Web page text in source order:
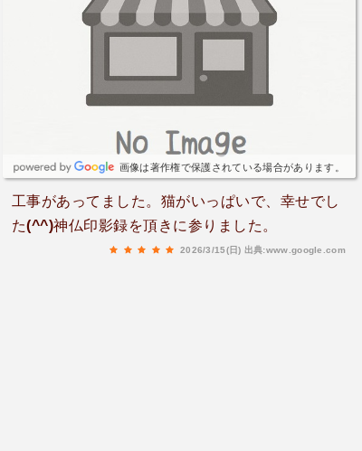
画像は著作権で保護されている場合があります。
工事があってました。猫がいっぱいで、幸せでし
た(^^)神仏印影録を頂きに参りました。
2026/3/15(日) 出典:www.google.com